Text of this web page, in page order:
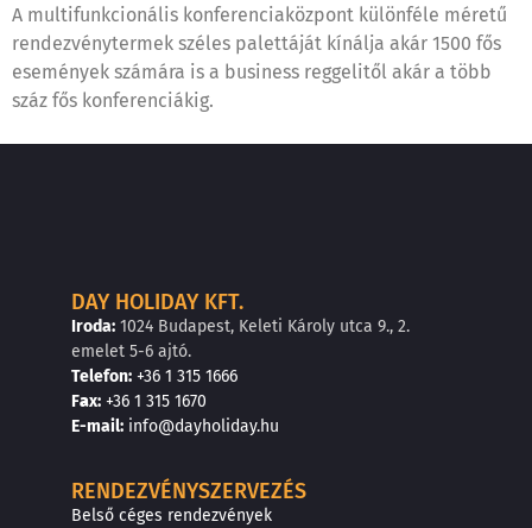
A multifunkcionális konferenciaközpont különféle méretű
rendezvénytermek széles palettáját kínálja akár 1500 fős
események számára is a business reggelitől akár a több
száz fős konferenciákig.
DAY HOLIDAY KFT.
Iroda: 1024 Budapest, Keleti Károly utca 9., 2.
emelet 5-6 ajtó.
Telefon: +36 1 315 1666
Fax: +36 1 315 1670
E-mail: info@dayholiday.hu
RENDEZVÉNYSZERVEZÉS
Belső céges rendezvények